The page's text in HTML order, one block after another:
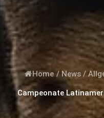
Home / News /
Campeonate